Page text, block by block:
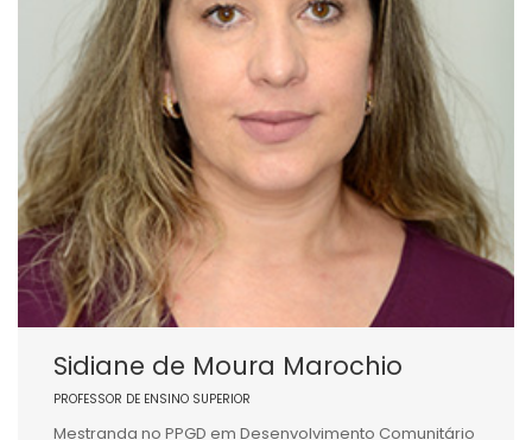
Sidiane de Moura Marochio
PROFESSOR DE ENSINO SUPERIOR
Mestranda no PPGD em Desenvolvimento Comunitário